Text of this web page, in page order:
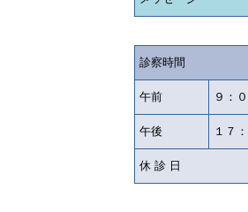
診察時間
午前 ９：
午後 １７
休 診 日